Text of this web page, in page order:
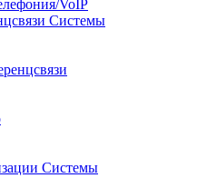
VoIP
Системы
Системы